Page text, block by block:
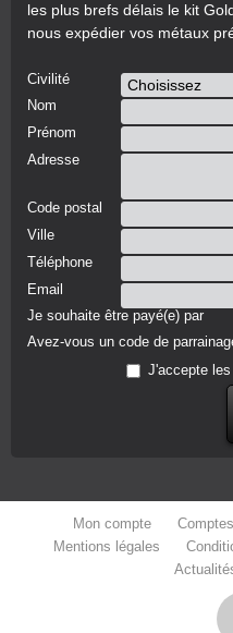
les plus brefs délais le kit
nous expédier vos métaux
Civilité
Nom
Prénom
Adresse
Code postal
Ville
Téléphone
Email
Je souhaite être payé(e) par
Avez-vous un code de
J'accepte les
Mon compte
Mentions légales